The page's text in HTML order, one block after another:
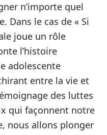
n’importe quel
Dans le cas de « Si
joue un rôle
l’histoire
adolescente
entre la vie et
des luttes
qui façonnent notre
nous allons plonger